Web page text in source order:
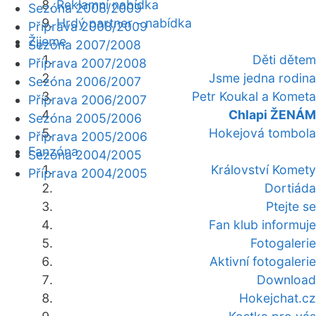
Reklamní nabídka
Hrdý partner - nabídka
Žijeme
Děti dětem
Jsme jedna rodina
Petr Koukal a Kometa
Chlapi ŽENÁM
Hokejová tombola
Fanzóna
Království Komety
Dortiáda
Ptejte se
Fan klub informuje
Fotogalerie
Aktivní fotogalerie
Download
Hokejchat.cz
Sezóna 2008/2009
Příprava 2008/2009
Sezóna 2007/2008
Příprava 2007/2008
Sezóna 2006/2007
Příprava 2006/2007
Sezóna 2005/2006
Příprava 2005/2006
Sezóna 2004/2005
Příprava 2004/2005